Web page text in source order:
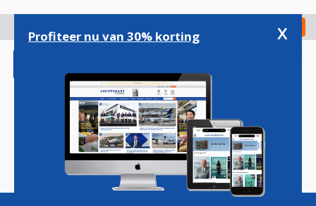
gaan
Check in
Magazine Podcasts Vacatures
Profiteer nu van 30% korting x